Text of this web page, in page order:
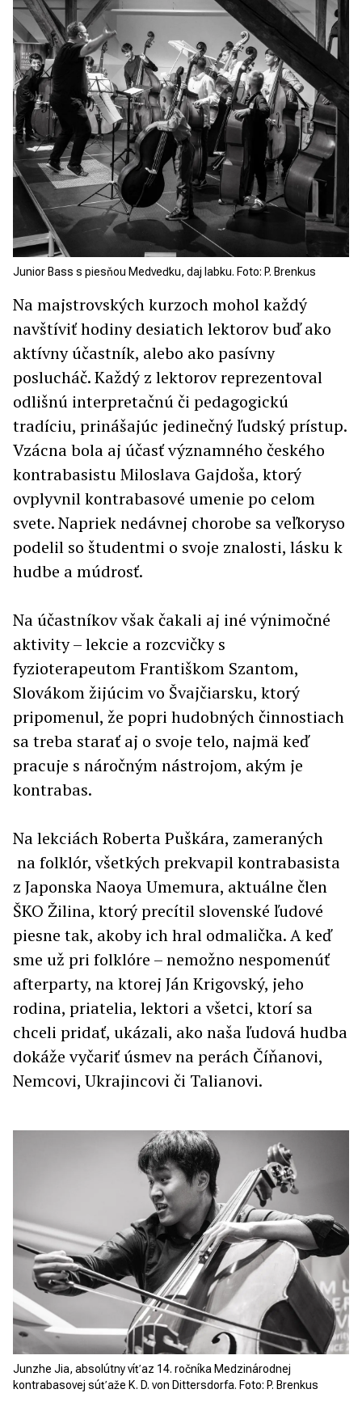
Junior Bass s piesňou Medveďku, daj labku. Foto: P. Brenkus
Na majstrovských kurzoch mohol každý
navštíviť hodiny desiatich lektorov buď ako
aktívny účastník, alebo ako pasívny
poslucháč. Každý z lektorov reprezentoval
odlišnú interpretačnú či pedagogickú
tradíciu, prinášajúc jedinečný ľudský prístup.
Vzácna bola aj účasť významného českého
kontrabasistu Miloslava Gajdoša, ktorý
ovplyvnil kontrabasové umenie po celom
svete. Napriek nedávnej chorobe sa veľkoryso
podelil so študentmi o svoje znalosti, lásku k
hudbe a múdrosť.
Na účastníkov však čakali aj iné výnimočné
aktivity – lekcie a rozcvičky s
fyzioterapeutom Františkom Szantom,
Slovákom žijúcim vo Švajčiarsku, ktorý
pripomenul, že popri hudobných činnostiach
sa treba starať aj o svoje telo, najmä keď
pracuje s náročným nástrojom, akým je
kontrabas.
Na lekciách Roberta Puškára, zameraných
na folklór, všetkých prekvapil kontrabasista
z Japonska Naoya Umemura, aktuálne člen
ŠKO Žilina, ktorý precítil slovenské ľudové
piesne tak, akoby ich hral odmalička. A keď
sme už pri folklóre – nemožno nespomenúť
afterparty, na ktorej Ján Krigovský, jeho
rodina, priatelia, lektori a všetci, ktorí sa
chceli pridať, ukázali, ako naša ľudová hudba
dokáže vyčariť úsmev na perách Číňanovi,
Nemcovi, Ukrajincovi či Talianovi.
Junzhe Jia, absolútny víťaz 14. ročníka Medzinárodnej
kontrabasovej súťaže K. D. von Dittersdorfa. Foto: P. Brenkus